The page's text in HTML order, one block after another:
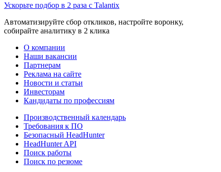
Ускорьте подбор в 2 раза с Talantix
Автоматизируйте сбор откликов, настройте воронку,
собирайте аналитику в 2 клика
О компании
Наши вакансии
Партнерам
Реклама на сайте
Новости и статьи
Инвесторам
Кандидаты по профессиям
Производственный календарь
Требования к ПО
Безопасный HeadHunter
HeadHunter API
Поиск работы
Поиск по резюме